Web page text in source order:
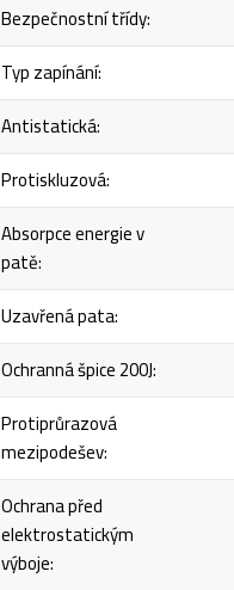
Bezpečnostní třídy:
Typ zapínání:
Antistatická:
Protiskluzová:
Absorpce energie v
patě:
Uzavřená pata:
Ochranná špice 200J:
Protiprůrazová
mezipodešev:
Ochrana před
elektrostatickým
výboje: